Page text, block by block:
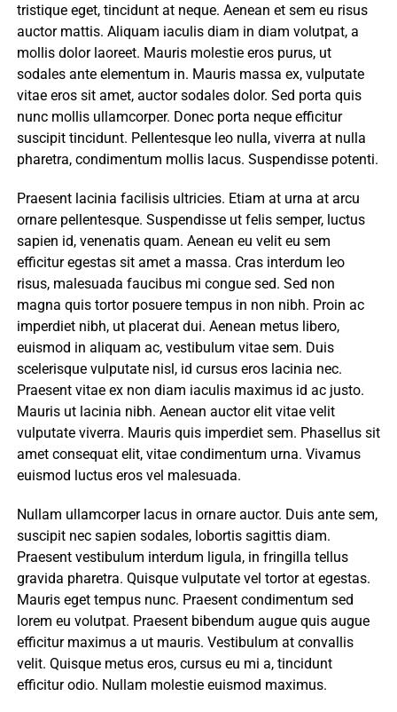
tristique eget, tincidunt at neque. Aenean et sem eu risus
auctor mattis. Aliquam iaculis diam in diam volutpat, a
mollis dolor laoreet. Mauris molestie eros purus, ut
sodales ante elementum in. Mauris massa ex, vulputate
vitae eros sit amet, auctor sodales dolor. Sed porta quis
nunc mollis ullamcorper. Donec porta neque efficitur
suscipit tincidunt. Pellentesque leo nulla, viverra at nulla
pharetra, condimentum mollis lacus. Suspendisse potenti.
Praesent lacinia facilisis ultricies. Etiam at urna at arcu
ornare pellentesque. Suspendisse ut felis semper, luctus
sapien id, venenatis quam. Aenean eu velit eu sem
efficitur egestas sit amet a massa. Cras interdum leo
risus, malesuada faucibus mi congue sed. Sed non
magna quis tortor posuere tempus in non nibh. Proin ac
imperdiet nibh, ut placerat dui. Aenean metus libero,
euismod in aliquam ac, vestibulum vitae sem. Duis
scelerisque vulputate nisl, id cursus eros lacinia nec.
Praesent vitae ex non diam iaculis maximus id ac justo.
Mauris ut lacinia nibh. Aenean auctor elit vitae velit
vulputate viverra. Mauris quis imperdiet sem. Phasellus sit
amet consequat elit, vitae condimentum urna. Vivamus
euismod luctus eros vel malesuada.
Nullam ullamcorper lacus in ornare auctor. Duis ante sem,
suscipit nec sapien sodales, lobortis sagittis diam.
Praesent vestibulum interdum ligula, in fringilla tellus
gravida pharetra. Quisque vulputate vel tortor at egestas.
Mauris eget tempus nunc. Praesent condimentum sed
lorem eu volutpat. Praesent bibendum augue quis augue
efficitur maximus a ut mauris. Vestibulum at convallis
velit. Quisque metus eros, cursus eu mi a, tincidunt
efficitur odio. Nullam molestie euismod maximus.